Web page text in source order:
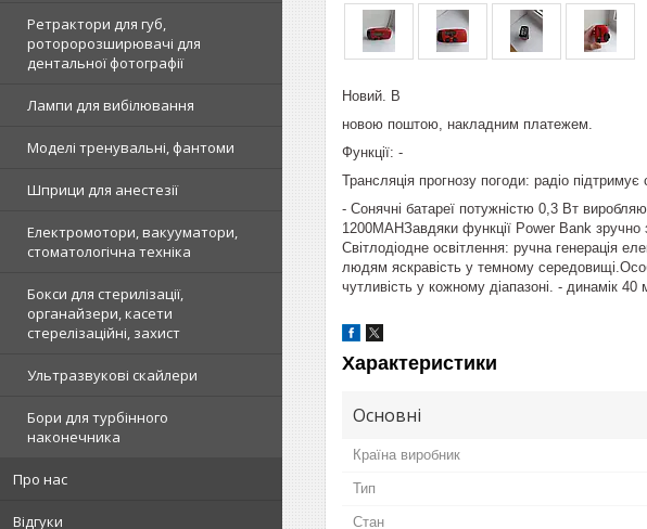
Ретрактори для губ,
роторорозширювачі для
дентальної фотографії
Лампи для вибілювання
Моделі тренувальні, фантоми
Шприци для анестезії
Електромотори, вакууматори,
стоматологічна техніка
Бокси для стерилізації,
органайзери, касети
стерелізаційні, захист
Ультразвукові скайлери
Бори для турбінного
наконечника
Про нас
Відгуки
Новий. В
новою поштою, накладним платежем.
Функції: -
Трансляція прогнозу погоди: радіо
- Сонячні батареї потужністю 0,3 Вт
1200MAHЗавдяки функції Power Bank
Світлодіодне освітлення: ручна генерація
людям яскравість у темному
чутливість у кожному діапазоні. - динамік
Характеристики
Основні
Країна виробник
Тип
Стан